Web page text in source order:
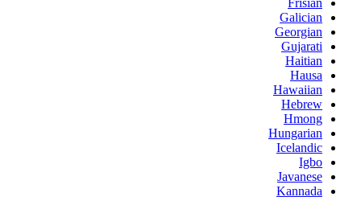
Frisian
Galician
Georgian
Gujarati
Haitian
Hausa
Hawaiian
Hebrew
Hmong
Hungarian
Icelandic
Igbo
Javanese
Kannada